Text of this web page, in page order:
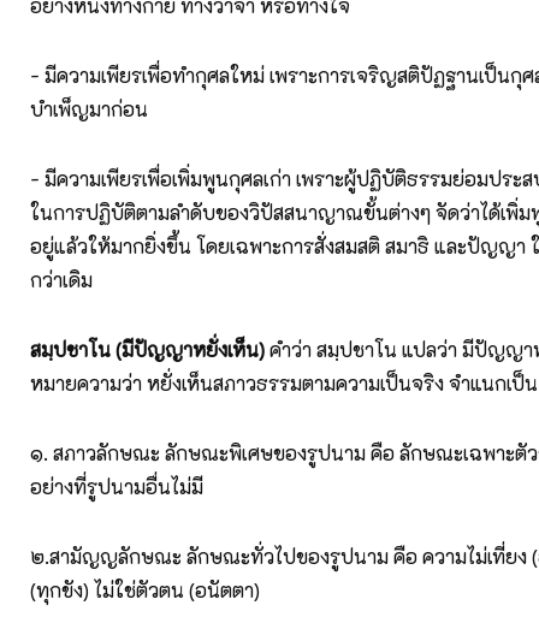
อย่างหนึ่งทางกาย ทางวาจา หรือทางใจ
- มีความเพียรเพื่อทำกุศลใหม่ เพราะการเจริญสติปัฏฐานเป็นกุศ
บำเพ็ญมาก่อน
- มีความเพียรเพื่อเพิ่มพูนกุศลเก่า เพราะผู้ปฏิบัติธรรมย่อมประ
ในการปฏิบัติตามลำดับของวิปัสสนาญาณขั้นต่างๆ จัดว่าได้เพิ่
อยู่แล้วให้มากยิ่งขึ้น โดยเฉพาะการสั่งสมสติ สมาธิ และปัญญา
กว่าเดิม
สมฺปชาโน (มีปัญญาหยั่งเห็น)คำว่า สมฺปชาโน แปลว่า มีปัญญา
หมายความว่า หยั่งเห็นสภาวธรรมตามความเป็นจริง จำแนกเป็น
๑. สภาวลักษณะ ลักษณะพิเศษของรูปนาม คือ ลักษณะเฉพาะตั
อย่างที่รูปนามอื่นไม่มี
๒.สามัญญลักษณะ ลักษณะทั่วไปของรูปนาม คือ ความไม่เที่ยง
(ทุกขัง) ไม่ใช่ตัวตน (อนัตตา)